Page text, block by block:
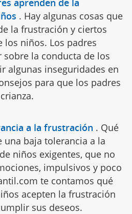
aprenden de la
. Hay algunas cosas que
la frustración y ciertos
niños. Los padres
la conducta de los
algunas inseguridades en
para que los padres
a la frustración . Qué
una baja tolerancia a la
niños exigentes, que no
impulsivos y poco
te contamos qué
acepten la frustración
sus deseos.